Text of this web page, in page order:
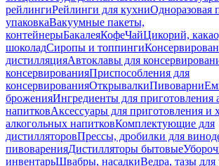
рейлингиРейлинги для кухниОдноразовая
упаковкаВакуумные пакеты,
контейнерыБакалеяКофеЧайЦикорий,
шоколадСиропы и топпинги
дистилляцияАвтоклавы для
консервированияПриспособления для
консервированияОткрывалкиПивоварни
броженияИнгредиенты для приготовления
напитковАксессуары для приготовления и
алкогольных напитковКомплектующие для
дистилляторовПрессы, дробилки для
пивоваренияДистилляторы бытовые
инвентарьШвабры, насадкиВедра, тазы для